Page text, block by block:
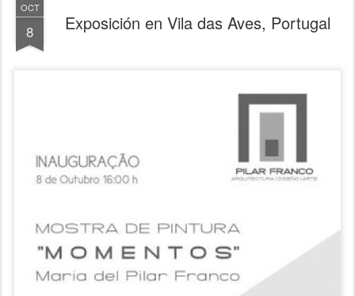
OCT
8 Exposición en Vila das Aves, Portugal